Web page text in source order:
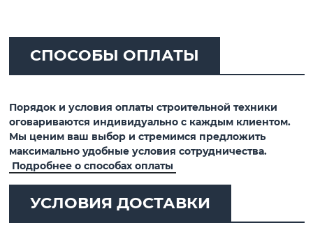
СПОСОБЫ ОПЛАТЫ
Порядок и условия оплаты строительной техники
оговариваются индивидуально с каждым клиентом.
Мы ценим ваш выбор и стремимся предложить
максимально удобные условия сотрудничества.
Подробнее о способах оплаты
УСЛОВИЯ ДОСТАВКИ